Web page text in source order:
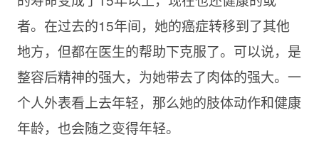
者。在过去的15年间，她的癌症转移到了其他
地方，但都在医生的帮助下克服了。可以说，是
整容后精神的强大，为她带去了肉体的强大。一
个人外表看上去年轻，那么她的肢体动作和健康
年龄，也会随之变得年轻。